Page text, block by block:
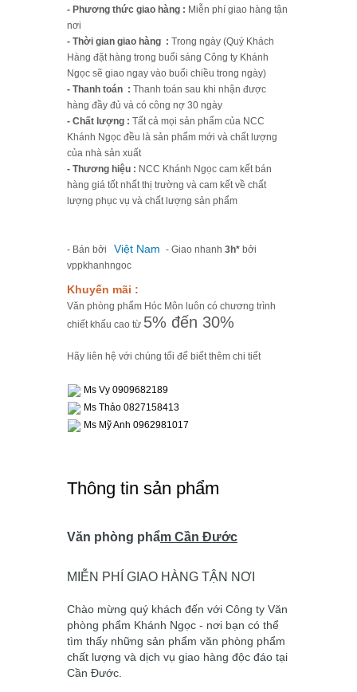
- Phương thức giao hàng : Miễn phí giao hàng tận
nơi
- Thời gian giao hàng : Trong ngày (Quý Khách
Hàng đặt hàng trong buổi sáng Công ty Khánh
Ngọc sẽ giao ngay vào buổi chiều trong ngày)
- Thanh toán : Thanh toán sau khi nhận được
hàng đầy đủ và có công nợ 30 ngày
- Chất lượng : Tất cả mọi sản phẩm của NCC
Khánh Ngọc đều là sản phẩm mới và chất lượng
của nhà sản xuất
- Thương hiệu : NCC Khánh Ngọc cam kết bán
hàng giá tốt nhất thị trường và cam kết về chất
lượng phục vụ và chất lượng sản phẩm
- Bán bởi Việt Nam - Giao nhanh 3h* bởi
vppkhanhngoc
Khuyến mãi :
Văn phòng phẩm Hóc Môn luôn có chương trình
chiết khấu cao từ 5% đến 30%
Hãy liên hệ với chúng tối để biết thêm chi tiết
Ms Vy 0909682189
Ms Thảo 0827158413
Ms Mỹ Anh 0962981017
Thông tin sản phẩm
Văn phòng phẩm Cần Đước
MIỄN PHÍ GIAO HÀNG TẬN NƠI
Chào mừng quý khách đến với Công ty Văn
phòng phẩm Khánh Ngọc - nơi bạn có thể
tìm thấy những sản phẩm văn phòng phẩm
chất lượng và dịch vụ giao hàng độc đáo tại
Cần Đước.